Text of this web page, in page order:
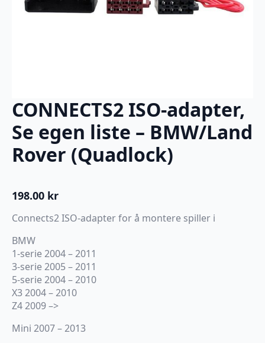
CONNECTS2 ISO-adapter,
Se egen liste – BMW/Land
Rover (Quadlock)
198.00 kr
Connects2 ISO-adapter for å montere spiller i
BMW
1-serie 2004 – 2011
3-serie 2005 – 2011
5-serie 2004 – 2010
X3 2004 – 2010
Z4 2009 –>
Mini 2007 – 2013